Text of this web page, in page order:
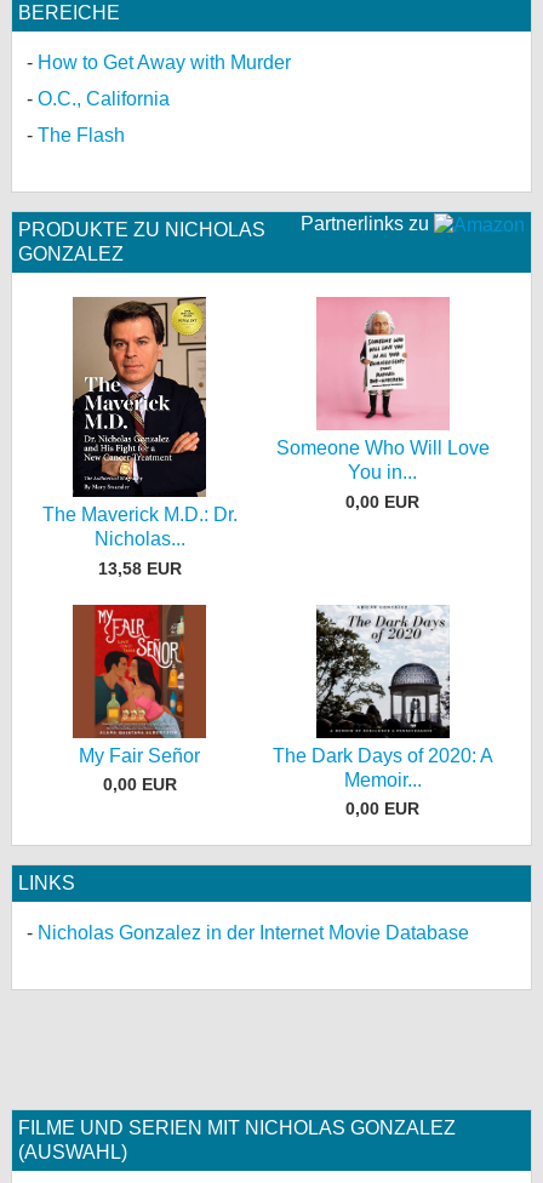
BEREICHE
How to Get Away with Murder
O.C., California
The Flash
Partnerlinks zu
PRODUKTE ZU NICHOLAS
GONZALEZ
The Maverick M.D.: Dr.
Nicholas...
13,58 EUR
Someone Who Will Love
You in...
0,00 EUR
My Fair Señor
0,00 EUR
The Dark Days of 2020: A
Memoir...
0,00 EUR
LINKS
Nicholas Gonzalez in der Internet Movie Database
FILME UND SERIEN MIT NICHOLAS GONZALEZ
(AUSWAHL)